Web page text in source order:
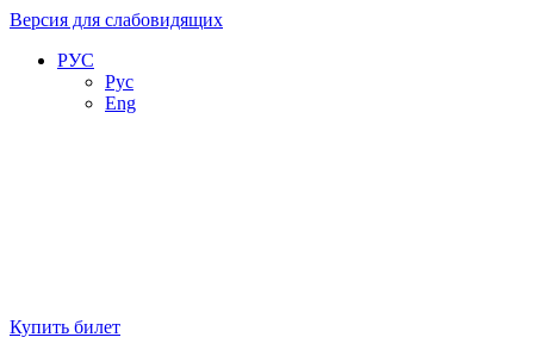
Версия для слабовидящих
РУС
Рус
Eng
Купить билет